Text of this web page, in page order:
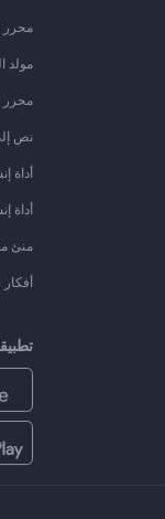
محرر
مولد
محرر
نص
أداة
أداة
منئ